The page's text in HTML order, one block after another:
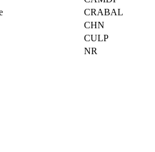
CRABAL
CHN
CULP
NR